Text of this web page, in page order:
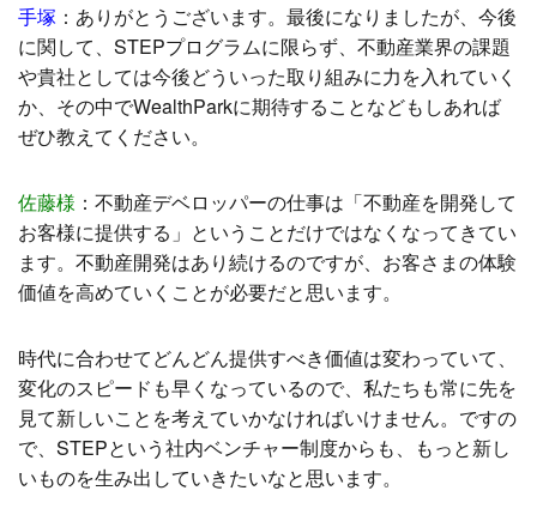
手塚 ： ありがとうございます。最後になりましたが、今後
に関して、STEPプログラムに限らず、不動産業界の課題
や貴社としては今後どういった取り組みに力を入れていく
か、その中でWealthParkに期待することなどもしあれば
ぜひ教えてください。
佐藤様 ： 不動産デベロッパーの仕事は「不動産を開発して
お客様に提供する」ということだけではなくなってきてい
ます。不動産開発はあり続けるのですが、お客さまの体験
価値を高めていくことが必要だと思います。
時代に合わせてどんどん提供すべき価値は変わっていて、
変化のスピードも早くなっているので、私たちも常に先を
見て新しいことを考えていかなければいけません。ですの
で、STEPという社内ベンチャー制度からも、もっと新し
いものを生み出していきたいなと思います。